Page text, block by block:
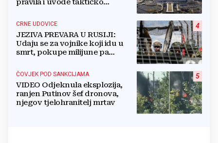
pravila i uvode taktičko
4
CRNE UDOVICE
JEZIVA PREVARA U RUSIJI:
Udaju se za vojnike koji idu u
smrt, pokupe milijune pa
5
ČOVJEK POD SANKCIJAMA
VIDEO Odjeknula eksplozija,
ranjen Putinov šef dronova,
njegov tjelohranitelj mrtav